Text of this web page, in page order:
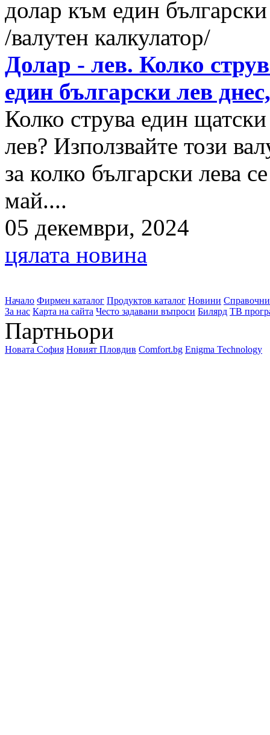
Долар - лев. Колко
един български лев
Колко струва един
лев? Използвайте този
за колко български лева
май....
05 декември, 2024
цялата новина
Начало Фирмен каталог Продуктов каталог Новини
За нас Карта на сайта Често задавани въпроси Билярд ТВ
Партньори
Новата София Новият Пловдив Comfort.bg Enigma Technology